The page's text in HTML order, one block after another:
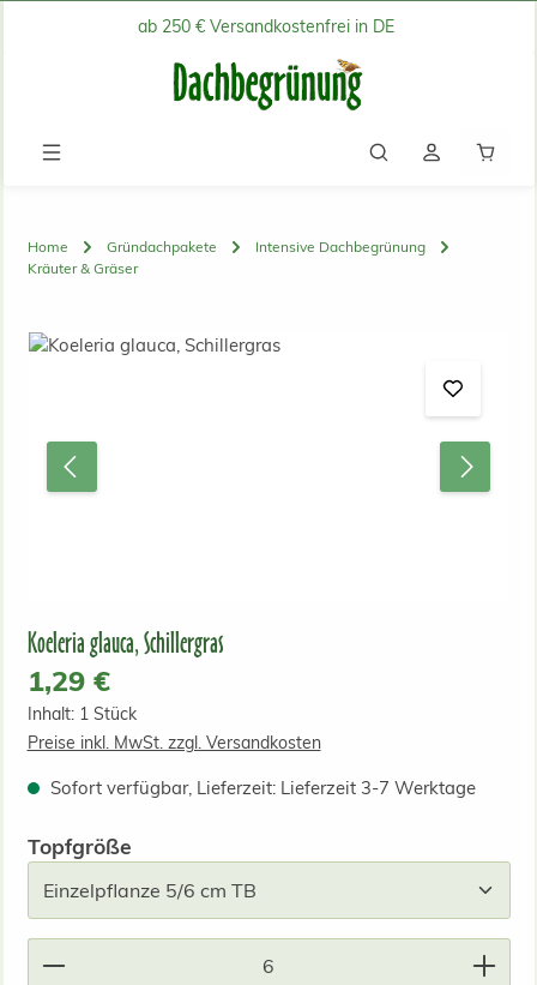
Zum Hauptinhalt springenab 250 € Versandkostenfrei in DE
Home Gründachpakete
Intensive Dachbegrünung
Kräuter & Gräser
Bildergalerie überspringen
Koeleria glauca, Schillergras
Regulärer Preis:
1,29 €
Inhalt: 1 Stück
Preise inkl. MwSt. zzgl. Versandkosten
Sofort verfügbar, Lieferzeit: Lieferzeit 3-7 Werktage
Topfgrößeauswählen
Produkt Anzahl: Gib den gewünschten Wert ein